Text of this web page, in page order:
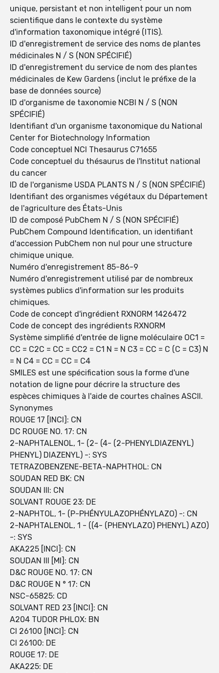
unique, persistant et non intelligent pour un nom
scientifique dans le contexte du système
d'information taxonomique intégré (ITIS).
ID d'enregistrement de service des noms de plantes
médicinales N / S (NON SPÉCIFIÉ)
ID d'enregistrement du service de nom des plantes
médicinales de Kew Gardens (inclut le préfixe de la
base de données source)
ID d'organisme de taxonomie NCBI N / S (NON
SPÉCIFIÉ)
Identifiant d'un organisme taxonomique du National
Center for Biotechnology Information
Code conceptuel NCI Thesaurus C71655
Code conceptuel du thésaurus de l'Institut national
du cancer
ID de l'organisme USDA PLANTS N / S (NON SPÉCIFIÉ)
Identifiant des organismes végétaux du Département
de l'agriculture des États-Unis
ID de composé PubChem N / S (NON SPÉCIFIÉ)
PubChem Compound Identification, un identifiant
d'accession PubChem non nul pour une structure
chimique unique.
Numéro d'enregistrement 85-86-9
Numéro d'enregistrement utilisé par de nombreux
systèmes publics d'information sur les produits
chimiques.
Code de concept d'ingrédient RXNORM 1426472
Code de concept des ingrédients RXNORM
Système simplifié d'entrée de ligne moléculaire OC1 =
CC = C2C = CC = CC2 = C1 N = N C3 = CC = C (C = C3) N
= N C4 = CC = CC = C4
SMILES est une spécification sous la forme d'une
notation de ligne pour décrire la structure des
espèces chimiques à l'aide de courtes chaînes ASCII.
Synonymes
ROUGE 17 [INCI]: CN
DC ROUGE NO. 17: CN
2-NAPHTALENOL, 1- (2- (4- (2-PHENYLDIAZENYL)
PHENYL) DIAZENYL) -: SYS
TETRAZOBENZENE-BETA-NAPHTHOL: CN
SOUDAN RED BK: CN
SOUDAN III: CN
SOLVANT ROUGE 23: DE
2-NAPHTOL, 1- (P-PHÉNYULAZOPHÉNYLAZO) -: CN
2-NAPHTALENOL, 1 - ((4- (PHENYLAZO) PHENYL) AZO)
-: SYS
AKA225 [INCI]: CN
SOUDAN III [MI]: CN
D&C ROUGE NO. 17: CN
D&C ROUGE N ° 17: CN
NSC-65825: CD
SOLVANT RED 23 [INCI]: CN
A204 TUDOR PHLOX: BN
CI 26100 [INCI]: CN
CI 26100: DE
ROUGE 17: DE
AKA225: DE